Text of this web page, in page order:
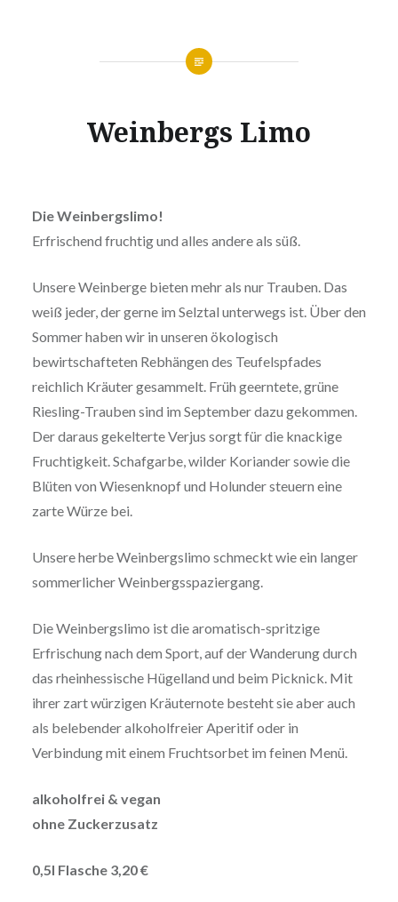
Weinbergs Limo
Die Weinbergslimo!
Erfrischend fruchtig und alles andere als süß.
Unsere Weinberge bieten mehr als nur Trauben. Das
weiß jeder, der gerne im Selztal unterwegs ist. Über den
Sommer haben wir in unseren ökologisch
bewirtschafteten Rebhängen des Teufelspfades
reichlich Kräuter gesammelt. Früh geerntete, grüne
Riesling-Trauben sind im September dazu gekommen.
Der daraus gekelterte Verjus sorgt für die knackige
Fruchtigkeit. Schafgarbe, wilder Koriander sowie die
Blüten von Wiesenknopf und Holunder steuern eine
zarte Würze bei.
Unsere herbe Weinbergslimo schmeckt wie ein langer
sommerlicher Weinbergsspaziergang.
Die Weinbergslimo ist die aromatisch-spritzige
Erfrischung nach dem Sport, auf der Wanderung durch
das rheinhessische Hügelland und beim Picknick. Mit
ihrer zart würzigen Kräuternote besteht sie aber auch
als belebender alkoholfreier Aperitif oder in
Verbindung mit einem Fruchtsorbet im feinen Menü.
alkoholfrei & vegan
ohne Zuckerzusatz
0,5l Flasche 3,20 €